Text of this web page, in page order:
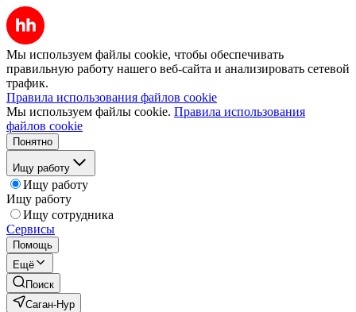
Мы используем файлы cookie, чтобы обеспечивать
правильную работу нашего веб-сайта и анализировать сетевой
трафик.
Правила использования файлов cookie
Мы используем файлы cookie. Правила использования
файлов cookie
Понятно
Ищу работу
Ищу работу
Ищу работу
Ищу сотрудника
Сервисы
Помощь
Ещё
Поиск
Саган-Нур